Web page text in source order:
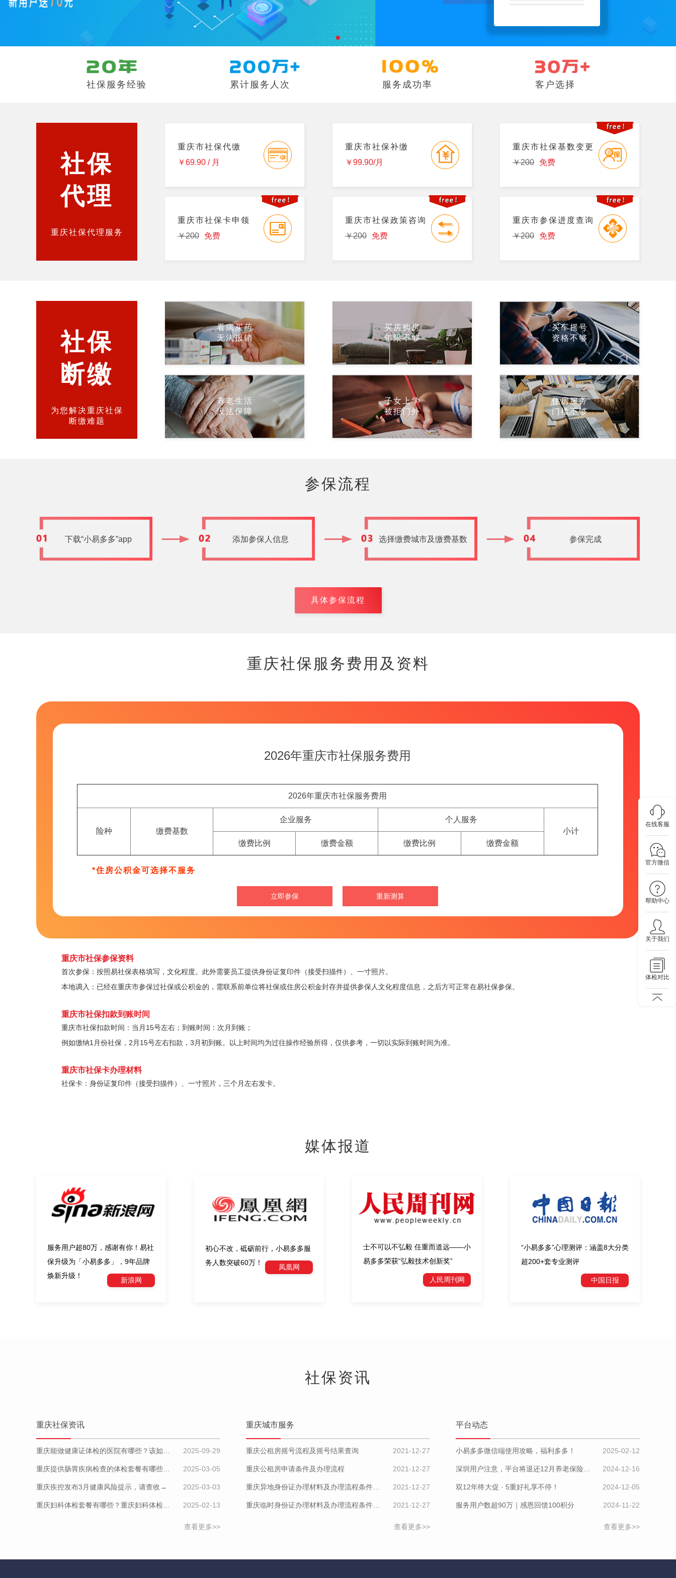
在线客服
官方微信
帮助中心
关于我们
体检对比
社保服务经验 累计服务人次 服务成功率 客户选择
社保
代理
重庆社保代理服务
重庆市社保代缴
￥69.90 / 月
重庆市社保补缴
￥99.90/月
重庆市社保基数变更
￥200
免费
重庆市社保卡申领
￥200
免费
重庆市社保政策咨询
￥200
免费
重庆市参保进度查询
￥200
免费
社保
断缴
为您解决重庆社保
断缴难题
看病买药
无法报销
买房购房
年限不够
买车摇号
资格不够
养老生活
没法保障
子女上学
被拒门外
住房服务
门槛不够
参保流程
下载“小易多多”app 添加参保人信息 选择缴费城市及缴费基数 参保完成
具体参保流程
重庆社保服务费用及资料
2026年重庆市社保服务费用
2026年重庆市社保服务费用
险种 缴费基数
企业服务
个人服务
小计
缴费比例
缴费金额 缴费比例 缴费金额
*住房公积金可选择不服务
立即参保 重新测算
重庆市社保参保资料
首次参保：按照易社保表格填写，文化程度。此外需要员工提供身份证复印件（接受扫描件）、一寸照片。
本地调入：已经在重庆市参保过社保或公积金的，需联系前单位将社保或住房公积金封存并提供参保人文化程度信息，之后方可正常在易社保参保。
重庆市社保扣款到账时间
重庆市社保扣款时间：当月15号左右；到账时间：次月到账；
例如缴纳1月份社保，2月15号左右扣款，3月初到账。以上时间均为过往操作经验所得，仅供参考，一切以实际到账时间为准。
重庆市社保卡办理材料
社保卡：身份证复印件（接受扫描件）、一寸照片，三个月左右发卡。
媒体报道
服务用户超80万，感谢有你！易社
保升级为「小易多多」，9年品牌
焕新升级！
新浪网
初心不改，砥砺前行，小易多多服
务人数突破60万！
凤凰网
士不可以不弘毅 任重而道远——小
易多多荣获“弘毅技术创新奖”
人民周刊网
“小易多多”心理测评：涵盖8大分类
超200+套专业测评
中国日报
社保资讯
重庆社保资讯
2025-09-29
2025-03-05
重庆疾控发布3月健康风险提示，请查收→ 2025-03-03
2025-02-13
查看更多>>
重庆城市服务
重庆公租房摇号流程及摇号结果查询 2021-12-27
重庆公租房申请条件及办理流程 2021-12-27
2021-12-27
2021-12-27
查看更多>>
平台动态
小易多多微信端使用攻略，福利多多！ 2025-02-12
2024-12-16
双12年终大促 · 5重好礼享不停！ 2024-12-05
服务用户数超90万｜感恩回馈100积分 2024-11-22
查看更多>>